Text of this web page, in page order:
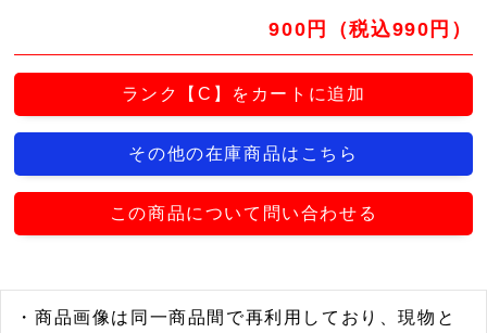
900円（税込990円）
ランク【C】をカートに追加
その他の在庫商品はこちら
この商品について問い合わせる
・商品画像は同一商品間で再利用しており、現物と